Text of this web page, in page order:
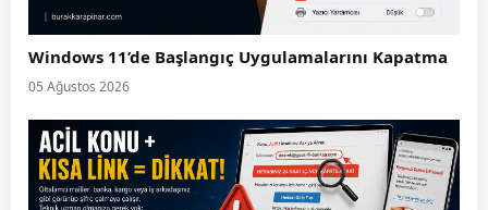
Windows 11’de Başlangıç Uygulamalarını Kapatma
05 Ağustos 2026